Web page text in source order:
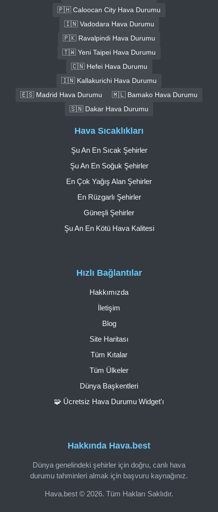
🇵🇭 Caloocan City Hava Durumu
🇮🇳 Vadodara Hava Durumu
🇵🇰 Ravalpindi Hava Durumu
🇹🇼 Yeni Taipei Hava Durumu
🇨🇳 Hefei Hava Durumu
🇮🇳 Kallakurichi Hava Durumu
🇪🇸 Madrid Hava Durumu
🇲🇱 Bamako Hava Durumu
🇸🇳 Dakar Hava Durumu
Hakkında Hava.best
Dünya genelindeki şehirler için doğru, canlı hava
durumu tahminleri almak için başvuru kaynağınız.
Hava.best © 2026. Tüm Hakları Saklıdır.
Hızlı Bağlantılar
Hakkımızda
İletişim
Blog
Site Haritası
Tüm Kıtalar
Tüm Ülkeler
Dünya Başkentleri
🧩 Ücretsiz Hava Durumu Widget'ı
Hava Sıcaklıkları
Şu An En Sıcak Şehirler
Şu An En Soğuk Şehirler
En Çok Yağış Alan Şehirler
En Rüzgarlı Şehirler
Güneşli Şehirler
Şu An En Kötü Hava Kalitesi